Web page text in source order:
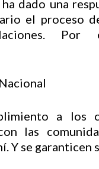
dado una
el proceso
Por
a los
las
Y se garanticen